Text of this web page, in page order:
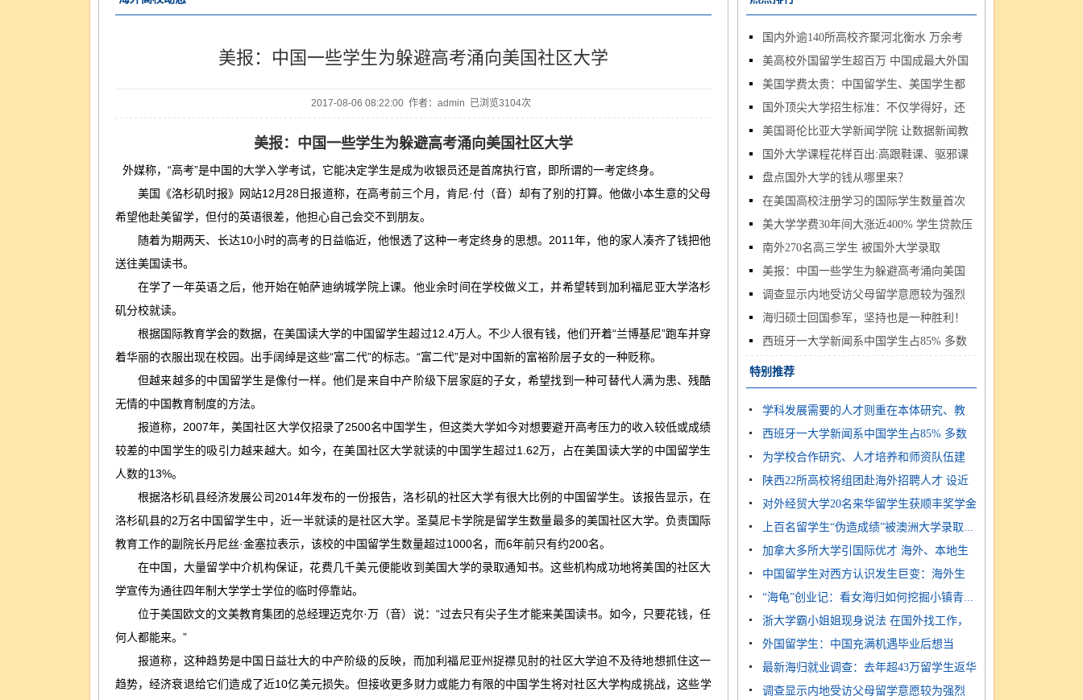
美报：中国一些学生为躲避高考涌向美国社区大学
2017-08-06 08:22:00 作者：admin 已浏览3104次
美报：中国一些学生为躲避高考涌向美国社区大学
外媒称，“高考”是中国的大学入学考试，它能决定学生是成为收银员还是首席执行官，即所谓的一考定终身。
美国《洛杉矶时报》网站12月28日报道称，在高考前三个月，肯尼·付（音）却有了别的打算。他做小本生意的父母
希望他赴美留学，但付的英语很差，他担心自己会交不到朋友。
随着为期两天、长达10小时的高考的日益临近，他恨透了这种一考定终身的思想。2011年，他的家人凑齐了钱把他
送往美国读书。
在学了一年英语之后，他开始在帕萨迪纳城学院上课。他业余时间在学校做义工，并希望转到加利福尼亚大学洛杉
矶分校就读。
根据国际教育学会的数据，在美国读大学的中国留学生超过12.4万人。不少人很有钱，他们开着“兰博基尼”跑车并穿
着华丽的衣服出现在校园。出手阔绰是这些“富二代”的标志。“富二代”是对中国新的富裕阶层子女的一种贬称。
但越来越多的中国留学生是像付一样。他们是来自中产阶级下层家庭的子女，希望找到一种可替代人满为患、残酷
无情的中国教育制度的方法。
报道称，2007年，美国社区大学仅招录了2500名中国学生，但这类大学如今对想要避开高考压力的收入较低或成绩
较差的中国学生的吸引力越来越大。如今，在美国社区大学就读的中国学生超过1.62万，占在美国读大学的中国留学生
人数的13%。
根据洛杉矶县经济发展公司2014年发布的一份报告，洛杉矶的社区大学有很大比例的中国留学生。该报告显示，在
洛杉矶县的2万名中国留学生中，近一半就读的是社区大学。圣莫尼卡学院是留学生数量最多的美国社区大学。负责国际
教育工作的副院长丹尼丝·金塞拉表示，该校的中国留学生数量超过1000名，而6年前只有约200名。
在中国，大量留学中介机构保证，花费几千美元便能收到美国大学的录取通知书。这些机构成功地将美国的社区大
学宣传为通往四年制大学学士学位的临时停靠站。
位于美国欧文的文美教育集团的总经理迈克尔·万（音）说：“过去只有尖子生才能来美国读书。如今，只要花钱，任
何人都能来。”
报道称，这种趋势是中国日益壮大的中产阶级的反映，而加利福尼亚州捉襟见肘的社区大学迫不及待地想抓住这一
趋势，经济衰退给它们造成了近10亿美元损失。但接收更多财力或能力有限的中国学生将对社区大学构成挑战，这些学
国内外逾140所高校齐聚河北衡水 万余考
生...美高校外国留学生超百万 中国成最大外国
生...美国学费太贵：中国留学生、美国学生都
难...国外顶尖大学招生标准：不仅学得好，还
要...美国哥伦比亚大学新闻学院 让数据新闻教
学...国外大学课程花样百出:高跟鞋课、驱邪课
一...盘点国外大学的钱从哪里来？
在美国高校注册学习的国际学生数量首次
超...美大学学费30年间大涨近400% 学生贷款压
力...南外270名高三学生 被国外大学录取
美报：中国一些学生为躲避高考涌向美国
社...调查显示内地受访父母留学意愿较为强烈
海归硕士回国参军，坚持也是一种胜利！
西班牙一大学新闻系中国学生占85% 多数
不...
特别推荐
学科发展需要的人才则重在本体研究、教
学...西班牙一大学新闻系中国学生占85% 多数
不...为学校合作研究、人才培养和师资队伍建
设...陕西22所高校将组团赴海外招聘人才 设近
千...对外经贸大学20名来华留学生获顺丰奖学金
上百名留学生“伪造成绩”被澳洲大学录取...
加拿大多所大学引国际优才 海外、本地生
学...中国留学生对西方认识发生巨变：海外生
活...“海龟”创业记：看女海归如何挖掘小镇青...
浙大学霸小姐姐现身说法 在国外找工作，
简...外国留学生：中国充满机遇毕业后想当
“北...最新海归就业调查：去年超43万留学生返华
调查显示内地受访父母留学意愿较为强烈